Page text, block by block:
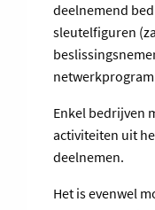
deelnemend
sleutelfiguren
Enkel bedrijven
activiteiten uit
deelnemen.
Het is evenwel